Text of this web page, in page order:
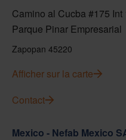
Camino al Cucba #175 Int
Parque Pinar Empresarial
Zapopan 45220
Afficher sur la carte
Contact
Mexico - Nefab Mexico